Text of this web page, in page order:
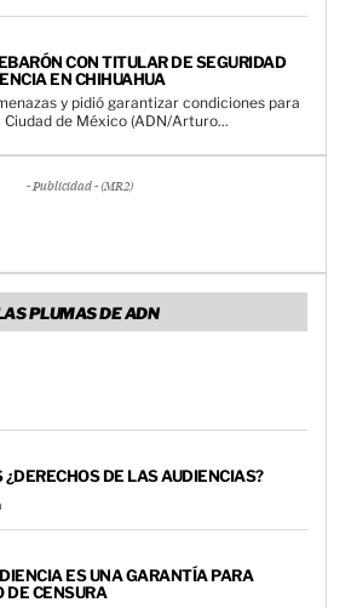
CON TITULAR DE SEGURIDAD
EN CHIHUAHUA
y pidió garantizar condiciones para
participación política. Ciudad de México (ADN/Arturo...
- Publicidad - (MR2)
PLUMAS DE ADN
DE LAS AUDIENCIAS?
ES UNA GARANTÍA PARA
DE CENSURA